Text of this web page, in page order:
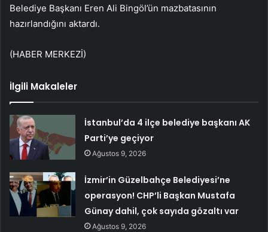
Belediye Başkanı Eren Ali Bingöl’ün mazbatasının
hazırlandığını aktardı.
(HABER MERKEZİ)
İlgili Makaleler
İstanbul’da 4 ilçe belediye başkanı AK
Parti’ye geçiyor
Ağustos 9, 2026
İzmir’in Güzelbahçe Belediyesi’ne
operasyon! CHP’li Başkan Mustafa
Günay dahil, çok sayıda gözaltı var
Ağustos 9, 2026